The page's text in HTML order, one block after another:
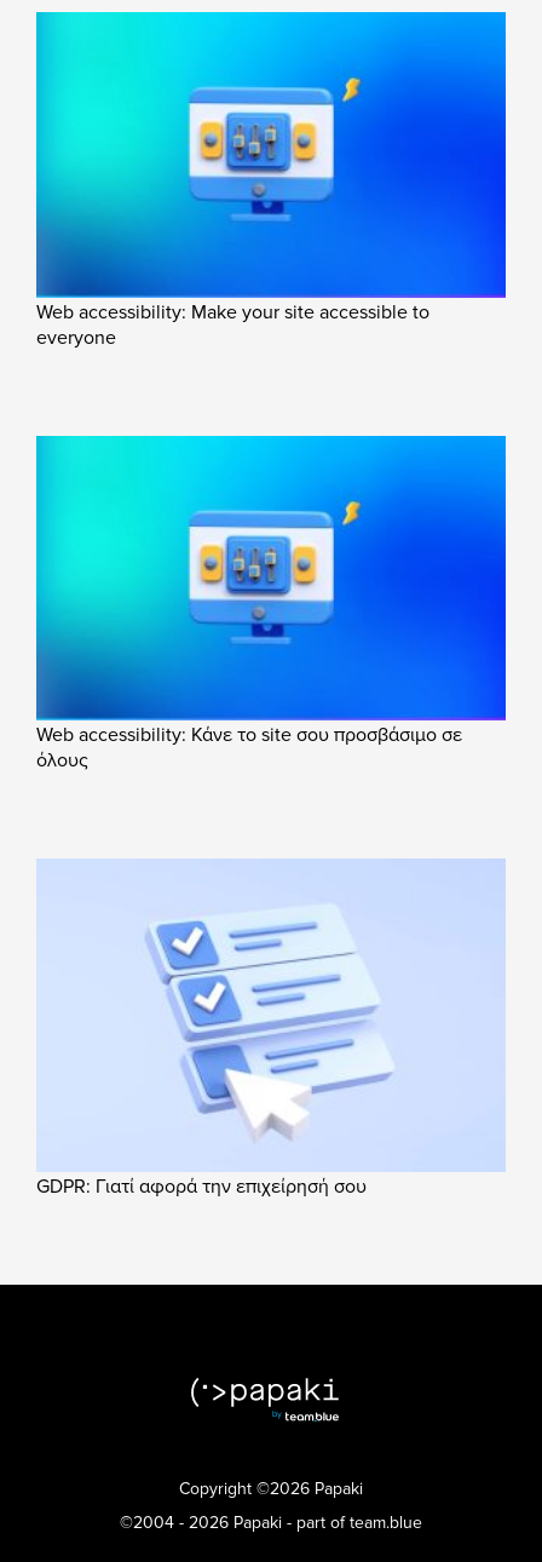
Web accessibility: Make your site accessible to
everyone
Web accessibility: Κάνε το site σου προσβάσιμο σε
όλους
GDPR: Γιατί αφορά την επιχείρησή σου
Copyright ©2026 Papaki
©2004 - 2026 Papaki - part of team.blue